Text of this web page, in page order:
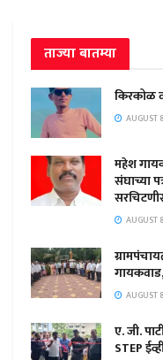
ताज्या बातम्या
किरकोळ
AUGUST
महेश
संघाच्या
AUGUST
AUGUST
ए. जी.
STEP